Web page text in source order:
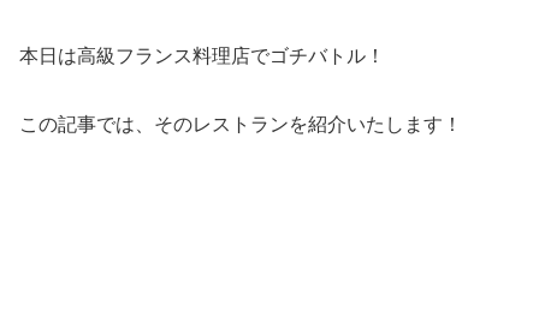
本日は高級フランス料理店でゴチバトル！
この記事では、そのレストランを紹介いたします！